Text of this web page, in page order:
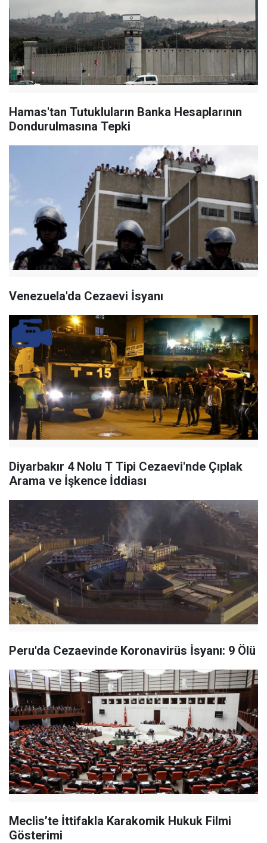
Hamas'tan Tutukluların Banka Hesaplarının
Dondurulmasına Tepki
Venezuela'da Cezaevi İsyanı
Diyarbakır 4 Nolu T Tipi Cezaevi'nde Çıplak
Arama ve İşkence İddiası
Peru'da Cezaevinde Koronavirüs İsyanı: 9 Ölü
Meclis’te İttifakla Karakomik Hukuk Filmi
Gösterimi